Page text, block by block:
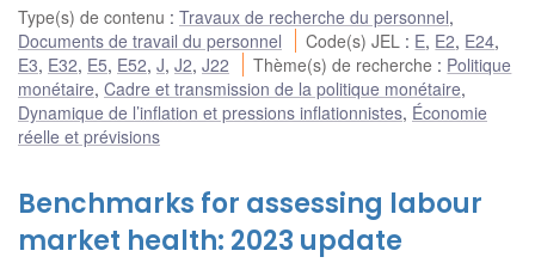
Type(s) de contenu : Travaux de recherche du personnel,
Documents de travail du personnel
Code(s) JEL : E, E2, E24,
E3, E32, E5, E52, J, J2, J22 Thème(s) de recherche : Politique
monétaire, Cadre et transmission de la politique monétaire,
Dynamique de l’inflation et pressions inflationnistes, Économie
réelle et prévisions
Benchmarks for assessing labour
market health: 2023 update